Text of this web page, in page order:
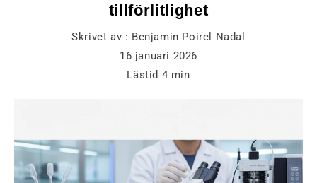
tillförlitlighet
Skrivet av : Benjamin Poirel Nadal
16 januari 2026
Lästid 4 min